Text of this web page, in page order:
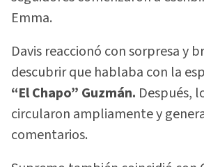
Emma.
Davis reaccionó con sorpresa y
descubrir que hablaba con la
“El Chapo” Guzmán. Después,
circularon ampliamente y
comentarios.